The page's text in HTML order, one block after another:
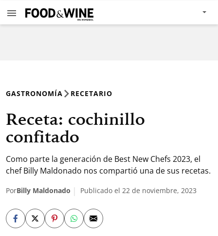
GASTRONOMÍA RECETARIO
Receta: cochinillo
confitado
Como parte la generación de Best New Chefs 2023, el
chef Billy Maldonado nos compartió una de sus recetas.
PorBilly Maldonado Publicado el 22 de noviembre, 2023